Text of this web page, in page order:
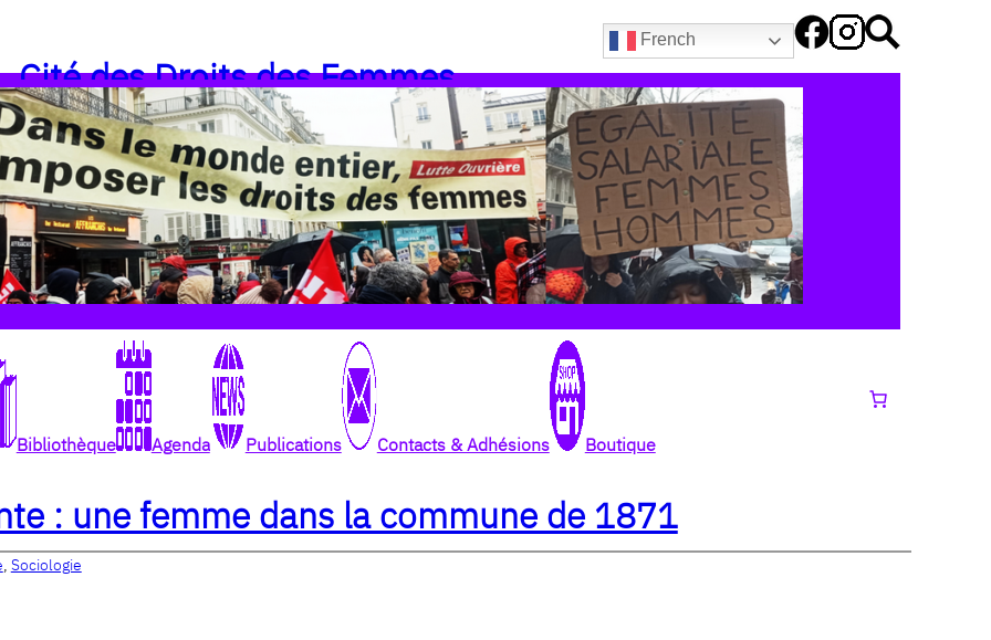
French
Cité des Droits des Femmes
Bibliothèque Agenda Publications Contacts & Adhésions Boutique
: une femme dans la commune de 1871
, Sociologie